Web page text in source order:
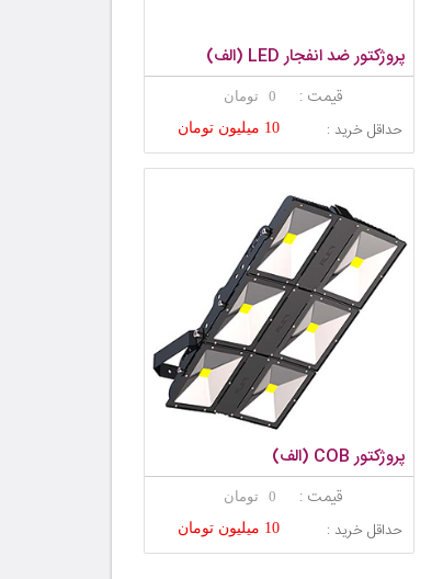
پروژکتور ضد انفجار LED (الف)
قیمت : 0 تومان
حداقل خرید : 10 میلیون تومان
پروژکتور COB (الف)
قیمت : 0 تومان
حداقل خرید : 10 میلیون تومان